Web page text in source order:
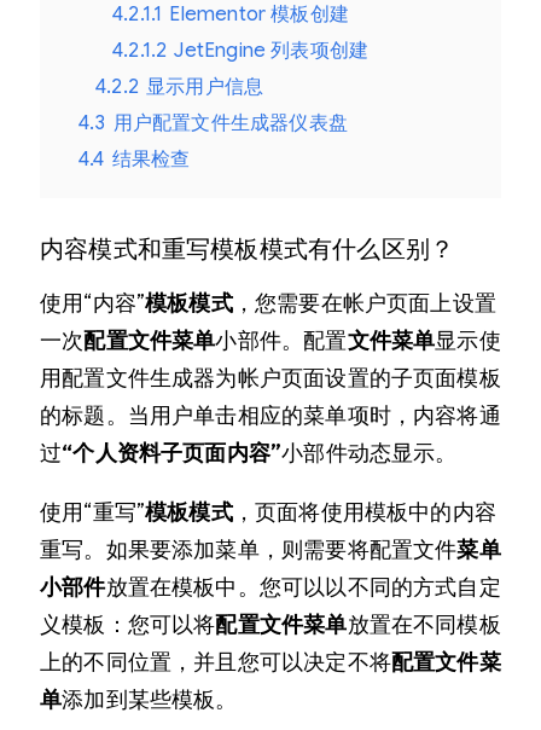
4.2.1.1 Elementor 模板创建
4.2.1.2 JetEngine 列表项创建
4.2.2 显示用户信息
4.3 用户配置文件生成器仪表盘
4.4 结果检查
内容模式和重写模板模式有什么区别？
使用“内容”模板模式，您需要在帐户页面上设置
一次配置文件菜单小部件。配置文件菜单显示使
用配置文件生成器为帐户页面设置的子页面模板
的标题。当用户单击相应的菜单项时，内容将通
过“个人资料子页面内容”小部件动态显示。
使用“重写”模板模式，页面将使用模板中的内容
重写。如果要添加菜单，则需要将配置文件菜单
小部件放置在模板中。您可以以不同的方式自定
义模板：您可以将配置文件菜单放置在不同模板
上的不同位置，并且您可以决定不将配置文件菜
单添加到某些模板。